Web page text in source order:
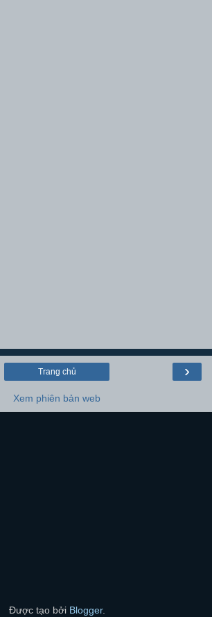
›
Trang chủ
Xem phiên bản web
Được tạo bởi Blogger.